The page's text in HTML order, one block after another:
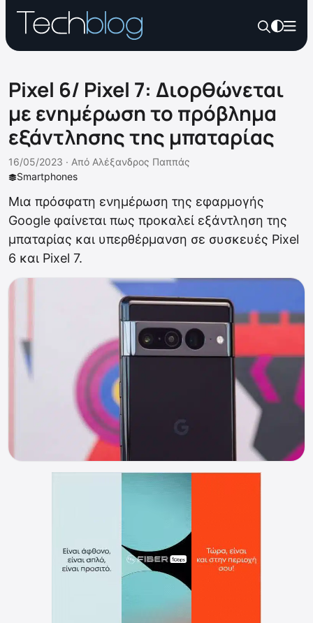
Pixel 6/ Pixel 7: Διορθώνεται
με ενημέρωση το πρόβλημα
εξάντλησης της μπαταρίας
Smartphones
16/05/2023 · Από Αλέξανδρος Παππάς
Μια πρόσφατη ενημέρωση της εφαρμογής
Google φαίνεται πως προκαλεί εξάντληση της
μπαταρίας και υπερθέρμανση σε συσκευές Pixel
6 και Pixel 7.